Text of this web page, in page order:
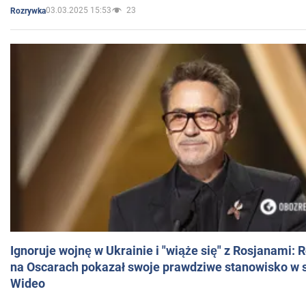
Rozrywka03.03.2025 15:53 23
Ignoruje wojnę w Ukrainie i "wiąże się" z Rosjanami:
na Oscarach pokazał swoje prawdziwe stanowisko w
Wideo